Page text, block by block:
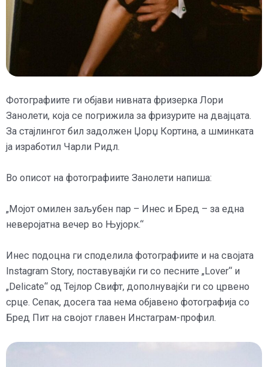
Фотографиите ги објави нивната фризерка Лори
Занолети, која се погрижила за фризурите на двајцата.
За стајлингот бил задолжен Џорџ Кортинa, а шминката
ја изработил Чарли Ридл.
Во описот на фотографиите Занолети напиша:
„Мојот омилен заљубен пар – Инес и Бред – за една
неверојатна вечер во Њујорк.“
Инес подоцна ги споделила фотографиите и на својата
Instagram Story, поставувајќи ги со песните „Lover“ и
„Delicate“ од Тејлор Свифт, дополнувајќи ги со црвено
срце. Сепак, досега таа нема објавено фотографија со
Бред Пит на својот главен Инстаграм-профил.